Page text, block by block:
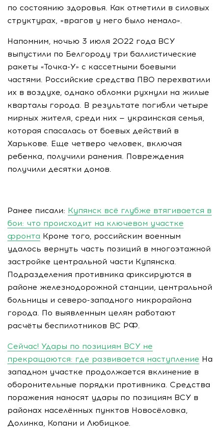
по состоянию здоровья. Как отметили в силовых
структурах, «врагов у него было немало».
Напомним, ночью 3 июля 2022 года ВСУ
выпустили по Белгороду три баллистические
ракеты «Точка-У» с кассетными боевыми
частями. Российские средства ПВО перехватили
их в воздухе, однако обломки рухнули на жилые
кварталы города. В результате погибли четыре
мирных жителя, среди них — украинская семья,
которая спасалась от боевых действий в
Харькове. Еще четверо человек, включая
ребенка, получили ранения. Повреждения
получили десятки домов.
Ранее писали: Купянск всё глубже втягивается в
бои: что происходит на ключевом участке
фронта Кроме того, российским военным
удалось вернуть часть позиций в многоэтажной
застройке центральной части Купянска.
Подразделения противника фиксируются в
районе железнодорожной станции, центральной
больницы и северо-западного микрорайона
города. По выявленным целям работают
расчёты беспилотников ВС РФ.
Сейчас! Удары по позициям ВСУ не
прекращаются: где развивается наступление На
западном участке продолжается вклинение в
оборонительные порядки противника. Средства
поражения наносят удары по позициям ВСУ в
районах населённых пунктов Новосёловка,
Долинка, Копани и Любицкое.